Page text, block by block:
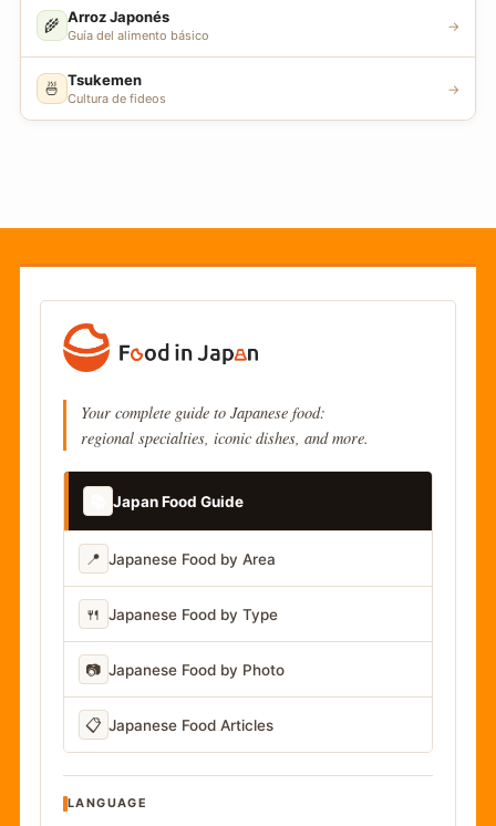
🌾 Arroz Japonés
Guía del alimento básico
→
🍜 Tsukemen
Cultura de fideos
→
Your complete guide to Japanese food:
regional specialties, iconic dishes, and more.
Japan Food Guide
📍 Japanese Food by Area
🍴 Japanese Food by Type
📷 Japanese Food by Photo
📋 Japanese Food Articles
LANGUAGE